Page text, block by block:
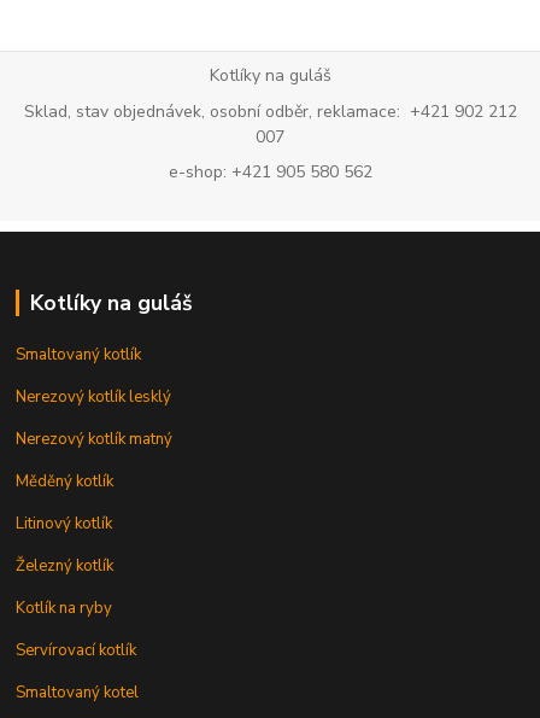
Kotlíky na guláš
Sklad, stav objednávek, osobní odběr, reklamace: +421 902 212
007
e-shop: +421 905 580 562
Kotlíky na guláš
Smaltovaný kotlík
Nerezový kotlík lesklý
Nerezový kotlík matný
Měděný kotlík
Litinový kotlík
Železný kotlík
Kotlík na ryby
Servírovací kotlík
Smaltovaný kotel